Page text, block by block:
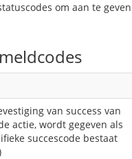
om aan te geven
van success van
actie, wordt gegeven als
succescode bestaat